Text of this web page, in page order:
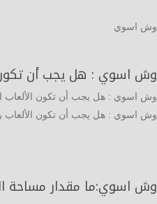
وش اسوي
وش اسوي : هل يجب أن تكون
وش اسوي : هل يجب أن تكون الألعاب
وش اسوي : هل يجب أن تكون الألعاب
وش اسوي:ما مقدار مساحة